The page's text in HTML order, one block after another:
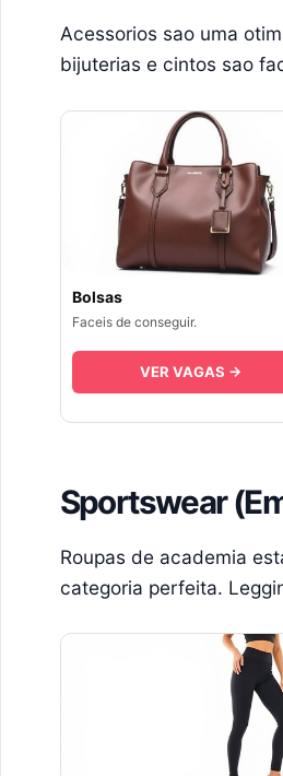
Acessorios sao uma
bijuterias e cintos sao
Bolsas
Faceis de conseguir.
VER VAGAS →
Sportswear
Roupas de academia
categoria perfeita.